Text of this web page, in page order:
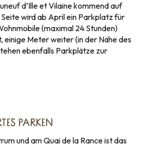
d’Ille et Vilaine kommend auf
wird ab April ein Parkplatz für
(maximal 24 Stunden)
einige Meter weiter (in der Nähe des
ebenfalls Parkplätze zur
PARKEN
und am Quai de la Rance ist das